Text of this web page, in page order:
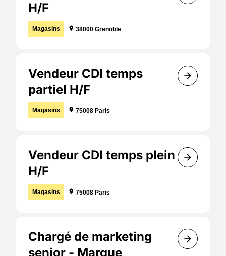
H/F
Magasins location_on Localisation :
38000 Grenoble
Vendeur CDI temps
partiel H/F
Magasins location_on Localisation :
75008 Paris
arrow_forward
Vendeur CDI temps plein
H/F
Magasins location_on Localisation :
75008 Paris
arrow_forward
Chargé de marketing
senior - Marque
arrow_forward